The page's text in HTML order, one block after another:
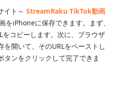
イト～ StreamRaku TikTok動画
をiPhoneに保存できます。まず、
コピーします。次に、ブラウザ
開いて、そのURLをペーストし
タンをクリックして完了できま